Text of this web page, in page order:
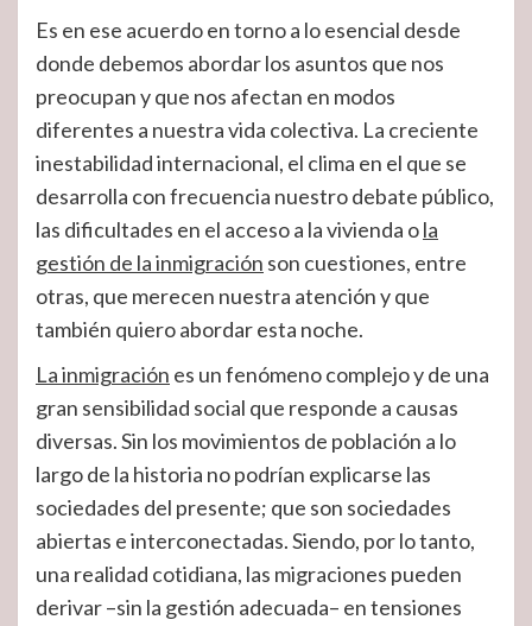
Es en ese acuerdo en torno a lo esencial desde
donde debemos abordar los asuntos que nos
preocupan y que nos afectan en modos
diferentes a nuestra vida colectiva. La creciente
inestabilidad internacional, el clima en el que se
desarrolla con frecuencia nuestro debate público,
las dificultades en el acceso a la vivienda ola
gestión de la inmigración son cuestiones, entre
otras, que merecen nuestra atención y que
también quiero abordar esta noche.
La inmigración es un fenómeno complejo y de una
gran sensibilidad social que responde a causas
diversas. Sin los movimientos de población a lo
largo de la historia no podrían explicarse las
sociedades del presente; que son sociedades
abiertas e interconectadas. Siendo, por lo tanto,
una realidad cotidiana, las migraciones pueden
derivar –sin la gestión adecuada– en tensiones